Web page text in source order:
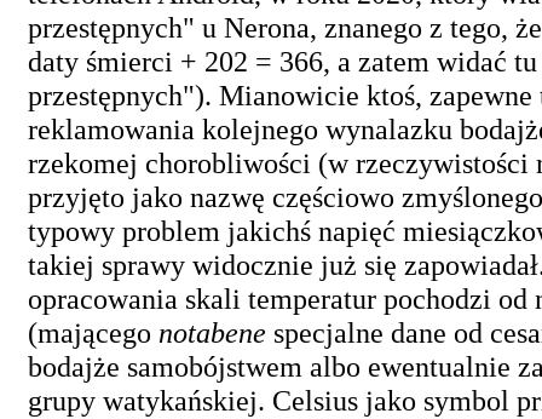
przestępnych" u Nerona, znanego z tego,
daty śmierci + 202 = 366, a zatem widać
przestępnych"). Mianowicie ktoś, zapewne
reklamowania kolejnego wynalazku
rzekomej chorobliwości (w rzeczywistości
przyjęto jako nazwę częściowo
typowy problem jakichś napięć
takiej sprawy widocznie już się
opracowania skali temperatur pochodzi
(mającego notabene specjalne dane od
bodajże samobójstwem albo ewentualnie
grupy watykańskiej. Celsius jako symbol